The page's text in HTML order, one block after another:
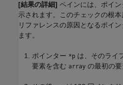
[結果の詳細] ペインには、ポイン
示されます。このチェックの根
リファレンスの原因となるポイ
ます。
ポインター *p は、そのライ
要素を含む array の最初の要